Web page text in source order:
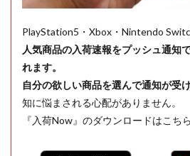
PlayStation5・Xbox・Nintendo
人気商品の入荷速報をプッシュ通知
れます。
自分の欲しい商品を選んで通知が受
知に悩まされる心配がありません。
『入荷Now』のダウンロードはこち